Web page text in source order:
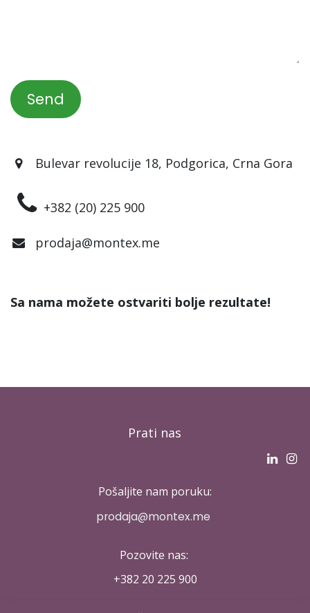
Send
Bulevar revolucije 18, Podgorica, Crna Gora
+382 (20) 225 900
prodaja@montex.me
Sa nama možete ostvariti bolje rezultate!
Prati nas
Pošaljite nam poruku:
p​rodaja@montex.me
Pozovite nas:
+382 20 ​225 900